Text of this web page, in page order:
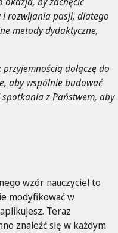
rozwijania pasji, dlatego
metody dydaktyczne,
dołączę do
aby wspólnie budować
z Państwem, aby
wzór nauczyciel to
modyfikować w
Teraz
znaleźć się w każdym